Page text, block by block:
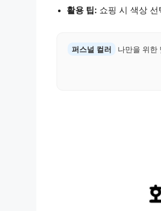
활용 팁: 쇼핑 시 색상
퍼스널 컬러
나만을 위한